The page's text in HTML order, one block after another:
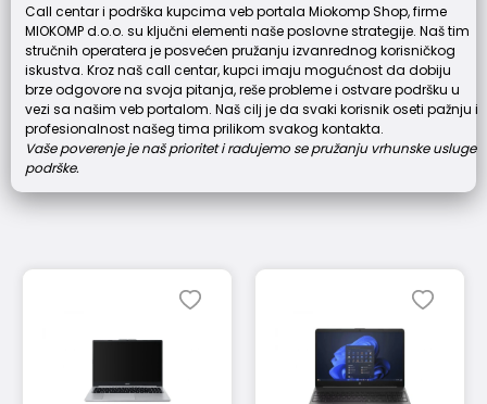
Call centar i podrška kupcima veb portala Miokomp Shop, firme
MIOKOMP d.o.o. su ključni elementi naše poslovne strategije. Naš tim
stručnih operatera je posvećen pružanju izvanrednog korisničkog
iskustva. Kroz naš call centar, kupci imaju mogućnost da dobiju
brze odgovore na svoja pitanja, reše probleme i ostvare podršku u
vezi sa našim veb portalom. Naš cilj je da svaki korisnik oseti pažnju i
profesionalnost našeg tima prilikom svakog kontakta.
Vaše poverenje je naš prioritet i radujemo se pružanju vrhunske usluge
podrške.